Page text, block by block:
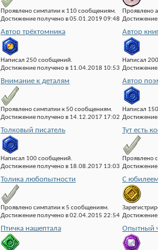
Проявлено симпатии к 110 сообщениям.
Достижение получено в 05.01.2019 09:48
Проявлено
Автор трёхтомника
Написал 250 сообщений.
Достижение получено в 11.04.2018 10:53
Автор
Написал
Внимание к деталям
Проявлено симпатии к 50 сообщениям.
Достижение получено в 14.12.2017 17:02
Автор
Написал
Толковый писатель
Написал 100 сообщений.
Достижение получено в 18.08.2017 13:03
Тут есть
Проявлено
Толика любопытности
Проявлено симпатии к 5 сообщениям.
Достижение получено в 02.04.2015 22:54
С
Птичка нашептала Опытный